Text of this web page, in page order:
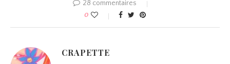
28 commentaires
0
CRAPETTE